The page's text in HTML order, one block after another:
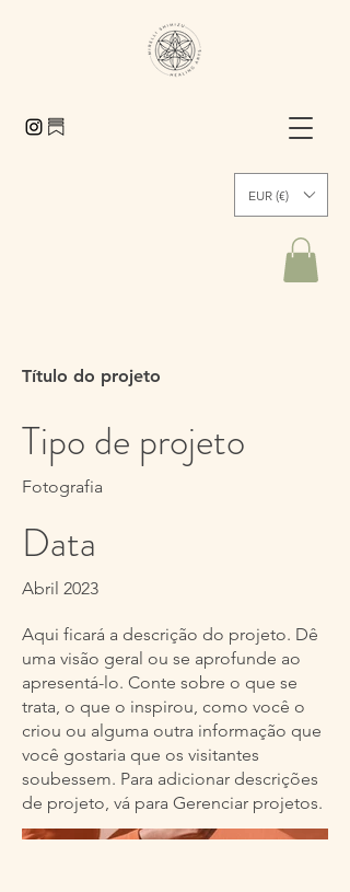
EUR (€)
Título do projeto
Tipo de projeto
Fotografia
Data
Abril 2023
Aqui ficará a descrição do projeto. Dê
uma visão geral ou se aprofunde ao
apresentá-lo. Conte sobre o que se
trata, o que o inspirou, como você o
criou ou alguma outra informação que
você gostaria que os visitantes
soubessem. Para adicionar descrições
de projeto, vá para Gerenciar projetos.